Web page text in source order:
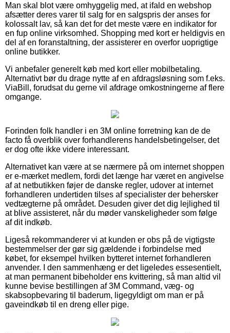
Man skal blot være omhyggelig med, at ifald en webshop
afsætter deres varer til salg for en salgspris der anses for
kolossalt lav, så kan det for det meste være en indikator for
en fup online virksomhed. Shopping med kort er heldigvis en
del af en foranstaltning, der assisterer en overfor uoprigtige
online butikker.
Vi anbefaler generelt køb med kort eller mobilbetaling.
Alternativt bør du drage nytte af en afdragsløsning som f.eks.
ViaBill, forudsat du gerne vil afdrage omkostningerne af flere
omgange.
Forinden folk handler i en 3M online forretning kan de de
facto få overblik over forhandlerens handelsbetingelser, det
er dog ofte ikke videre interessant.
Alternativet kan være at se nærmere på om internet shoppen
er e-mærket medlem, fordi det længe har været en angivelse
af at netbutikken føjer de danske regler, udover at internet
forhandleren undertiden tilses af specialister der behersker
vedtægterne på området. Desuden giver det dig lejlighed til
at blive assisteret, når du møder vanskeligheder som følge
af dit indkøb.
Ligeså rekommanderer vi at kunden er obs på de vigtigste
bestemmelser der gør sig gældende i forbindelse med
købet, for eksempel hvilken bytteret internet forhandleren
anvender. I den sammenhæng er det ligeledes essesentielt,
at man permanent bibeholder ens kvittering, så man altid vil
kunne bevise bestillingen af 3M Command, væg- og
skabsopbevaring til baderum, ligegyldigt om man er på
gaveindkøb til en dreng eller pige.